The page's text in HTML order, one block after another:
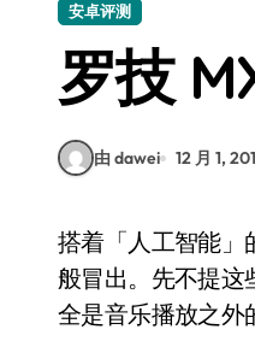
荣耀
安卓评测
罗技
由 dawei 12 月 1,
搭着「人工智能」的便车，形形色色的「智能音箱」以「AI助手硬件载体」的身份如雨后春笋一
般冒出。先不提这
全是音乐播放之